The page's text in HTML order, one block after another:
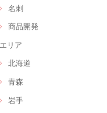
名刺
商品開発
エリア
北海道
青森
岩手